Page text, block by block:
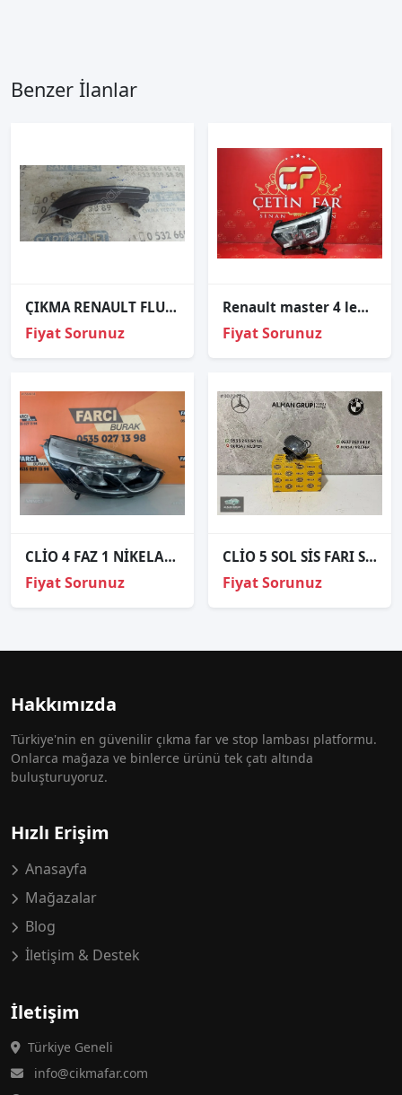
Benzer İlanlar
ÇIKMA RENAULT FLUENCE SAĞ ÖN FAR KAPAĞI
Fiyat Sorunuz
Renault master 4 ledli̇ sol far çıkma orj 260607867r
Fiyat Sorunuz
CLİO 4 FAZ 1 NİKELAJLI SAĞ FAR ORJİNAL
Fiyat Sorunuz
CLİO 5 SOL SİS FARI SIFIR ORJİNAL
Fiyat Sorunuz
Hakkımızda
Türkiye'nin en güvenilir çıkma far ve stop lambası platformu.
Onlarca mağaza ve binlerce ürünü tek çatı altında
buluşturuyoruz.
Hızlı Erişim
Anasayfa
Mağazalar
Blog
İletişim & Destek
İletişim
Türkiye Geneli
info@cikmafar.com